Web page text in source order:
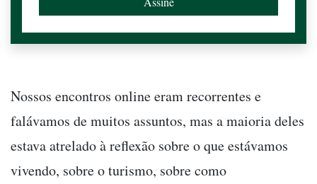
Nossos encontros online eram recorrentes e
falávamos de muitos assuntos, mas a maioria deles
estava atrelado à reflexão sobre o que estávamos
vivendo, sobre o turismo, sobre como